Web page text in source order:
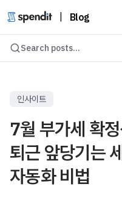
Blog
Search posts...
인사이트
7월 부가세 확
퇴근 앞당기는
자동화 비법